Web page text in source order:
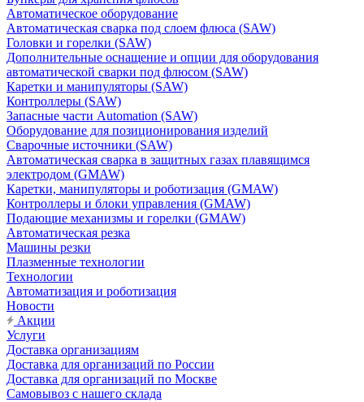
Автоматическое оборудование
Автоматическая сварка под слоем флюса (SAW)
Головки и горелки (SAW)
Дополнительные оснащение и опции для оборудования
автоматической сварки под флюсом (SAW)
Каретки и манипуляторы (SAW)
Контроллеры (SAW)
Запасные части Automation (SAW)
Оборудование для позиционирования изделий
Сварочные источники (SAW)
Автоматическая сварка в защитных газах плавящимся
электродом (GMAW)
Каретки, манипуляторы и роботизация (GMAW)
Контроллеры и блоки управления (GMAW)
Подающие механизмы и горелки (GMAW)
Автоматическая резка
Машины резки
Плазменные технологии
Технологии
Автоматизация и роботизация
Новости
Акции
Услуги
Доставка организациям
Доставка для организаций по России
Доставка для организаций по Москве
Самовывоз с нашего склада